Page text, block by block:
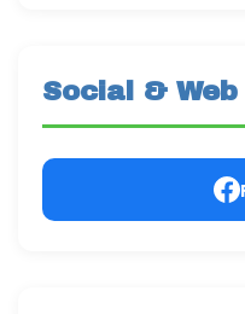
Social & Web